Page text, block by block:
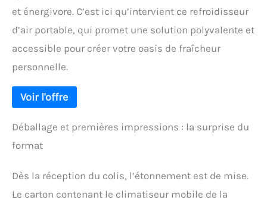
et énergivore. C’est ici qu’intervient ce refroidisseur
d’air portable, qui promet une solution polyvalente et
accessible pour créer votre oasis de fraîcheur
personnelle.
Déballage et premières impressions : la surprise du
format
Dès la réception du colis, l’étonnement est de mise.
Le carton contenant le climatiseur mobile de la